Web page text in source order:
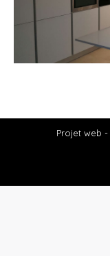
Projet web -